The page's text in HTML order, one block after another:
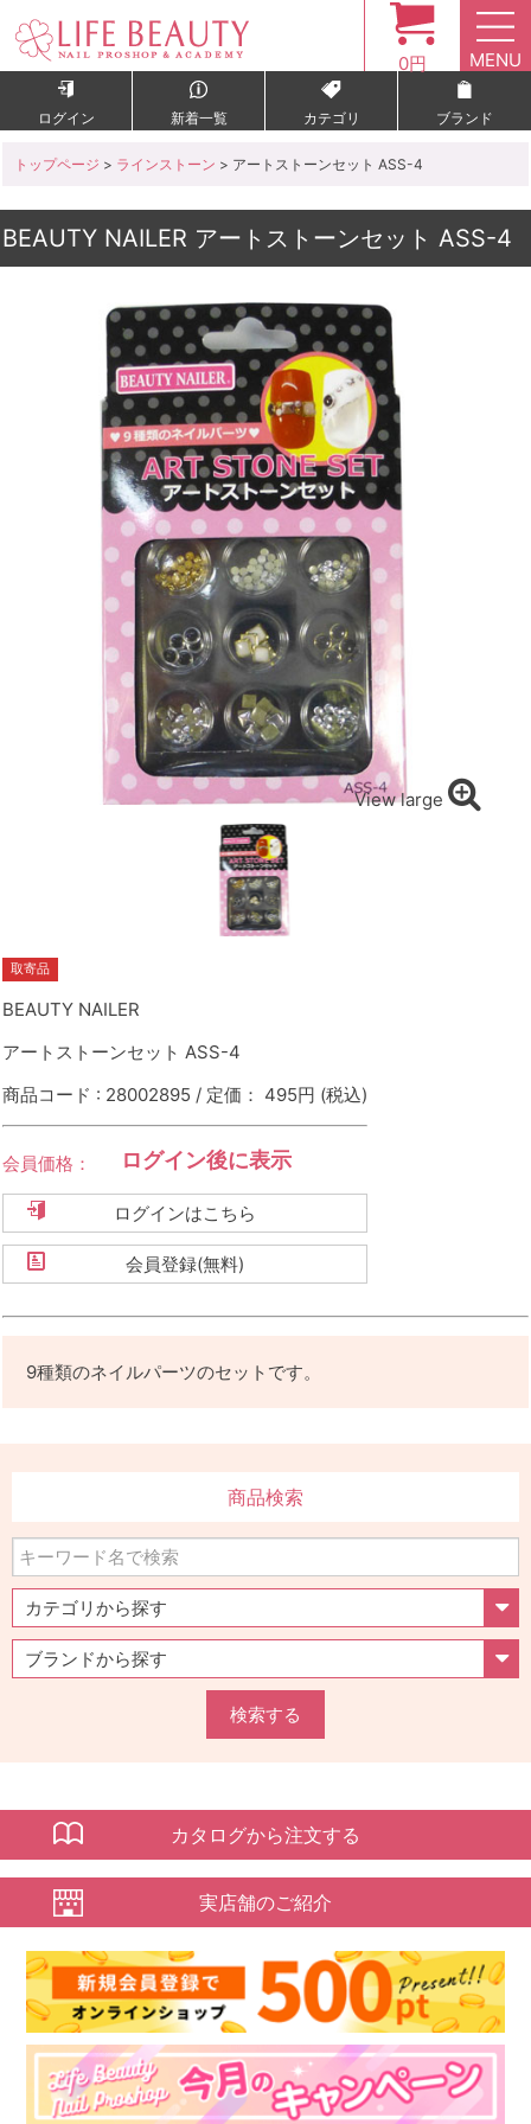
0円 MENU
ログイン 新着一覧 カテゴリ ブランド
トップページ > ラインストーン > アートストーンセット ASS-4
BEAUTY NAILER アートストーンセット ASS-4
View large
取寄品
BEAUTY NAILER
アートストーンセット ASS-4
商品コード : 28002895 / 定価： 495円 (税込)
会員価格： ログイン後に表示
ログインはこちら
会員登録(無料)
9種類のネイルパーツのセットです。
商品検索
検索する
カタログから注文する
実店舗のご紹介